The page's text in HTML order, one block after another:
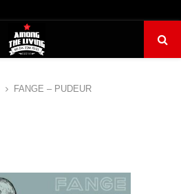
FANGE – PUDEUR